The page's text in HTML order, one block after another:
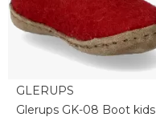
GLERUPS
Glerups GK-08 Boot kids